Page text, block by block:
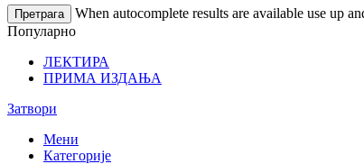
Претрага
When autocomplete results are available use up
Популарно
ЛЕКТИРА
ПРИМА ИЗДАЊА
Затвори
Мени
Категорије